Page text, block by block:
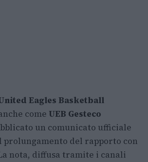
Eagles Basketball
come UEB Gesteco
un comunicato ufficiale
prolungamento del rapporto con
nota, diffusa tramite i canali